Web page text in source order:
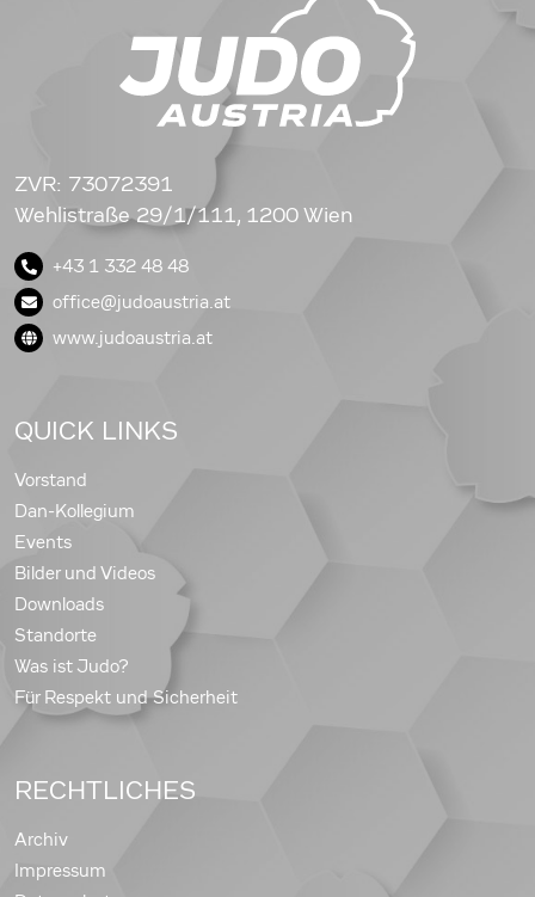
ZVR: 73072391
Wehlistraße 29/1/111, 1200 Wien
+43 1 332 48 48
office@judoaustria.at
www.judoaustria.at
QUICK LINKS
Vorstand
Dan-Kollegium
Events
Bilder und Videos
Downloads
Standorte
Was ist Judo?
Für Respekt und Sicherheit
RECHTLICHES
Archiv
Impressum